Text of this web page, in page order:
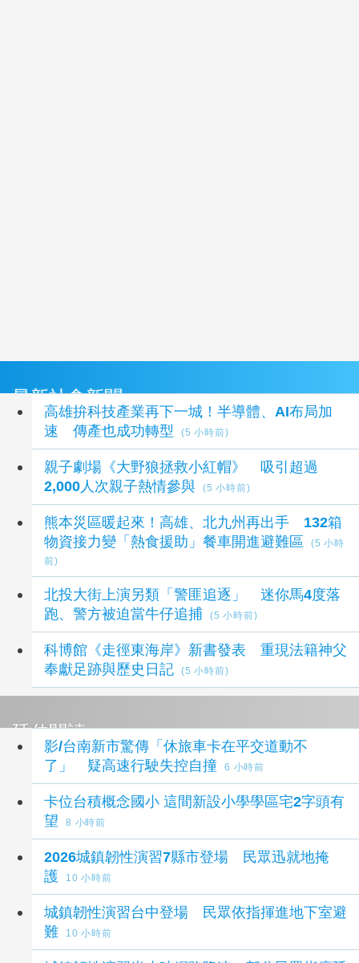
最新社會新聞
高雄拚科技產業再下一城！半導體、AI布局加
速 傳產也成功轉型
(5 小時前)
親子劇場《大野狼拯救小紅帽》 吸引超過
2,000人次親子熱情參與
(5 小時前)
熊本災區暖起來！高雄、北九州再出手 132箱
物資接力變「熱食援助」餐車開進避難區
(5 小時
前)
北投大街上演另類「警匪追逐」 迷你馬4度落
跑、警方被迫當牛仔追捕
(5 小時前)
科博館《走徑東海岸》新書發表 重現法籍神父
奉獻足跡與歷史日記
(5 小時前)
延伸閱讀
影/台南新市驚傳「休旅車卡在平交道動不
了」 疑高速行駛失控自撞
6 小時前
卡位台積概念國小 這間新設小學學區宅2字頭有
望
8 小時前
2026城鎮韌性演習7縣市登場 民眾迅就地掩
護
10 小時前
城鎮韌性演習台中登場 民眾依指揮進地下室避
難
10 小時前